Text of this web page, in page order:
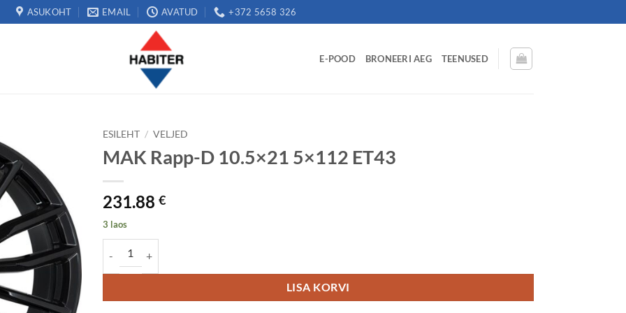
ASUKOHT EMAIL AVATUD +372 5658 326
E-POOD BRONEERI AEG TEENUSED
ESILEHT / VELJED
MAK Rapp-D 10.5×21 5×112 ET43
231.88 €
3 laos
LISA KORVI